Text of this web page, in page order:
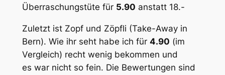
Überraschungstüte für 5.90 anstatt 18.-
Zuletzt ist Zopf und Zöpfli (Take-Away in
Bern). Wie ihr seht habe ich für 4.90 (im
Vergleich) recht wenig bekommen und
es war nicht so fein. Die Bewertungen sind